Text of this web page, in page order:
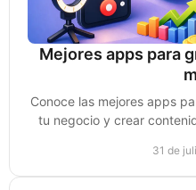
Mejores apps para
Conoce las mejores apps
tu negocio y crear
31 de